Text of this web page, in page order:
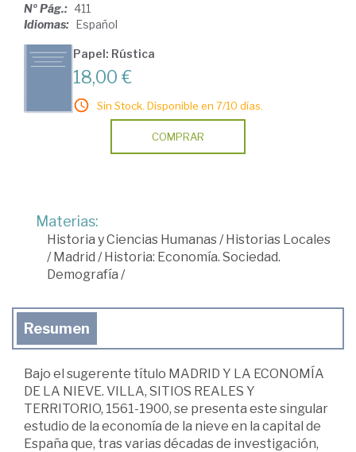
Nº Pág.: 411
Idiomas: Español
Papel: Rústica
18,00 €
Sin Stock. Disponible en 7/10 días.
COMPRAR
Materias:
Historia y Ciencias Humanas/Historias Locales
/Madrid /Historia: Economía. Sociedad.
Demografía /
Resumen
Bajo el sugerente título MADRID Y LA ECONOMÍA
DE LA NIEVE. VILLA, SITIOS REALES Y
TERRITORIO, 1561-1900, se presenta este singular
estudio de la economía de la nieve en la capital de
España que, tras varias décadas de investigación,